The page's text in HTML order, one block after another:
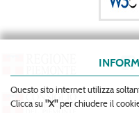
Questo sito internet utilizza
Clicca su "X"per chiudere il